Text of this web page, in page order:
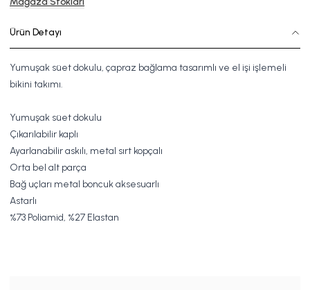
Ürün Detayı
Yumuşak süet dokulu, çapraz bağlama tasarımlı ve el işi işlemeli
bikini takımı.
Yumuşak süet dokulu
Çıkarılabilir kaplı
Ayarlanabilir askılı, metal sırt kopçalı
Orta bel alt parça
Bağ uçları metal boncuk aksesuarlı
Astarlı
%73 Poliamid, %27 Elastan